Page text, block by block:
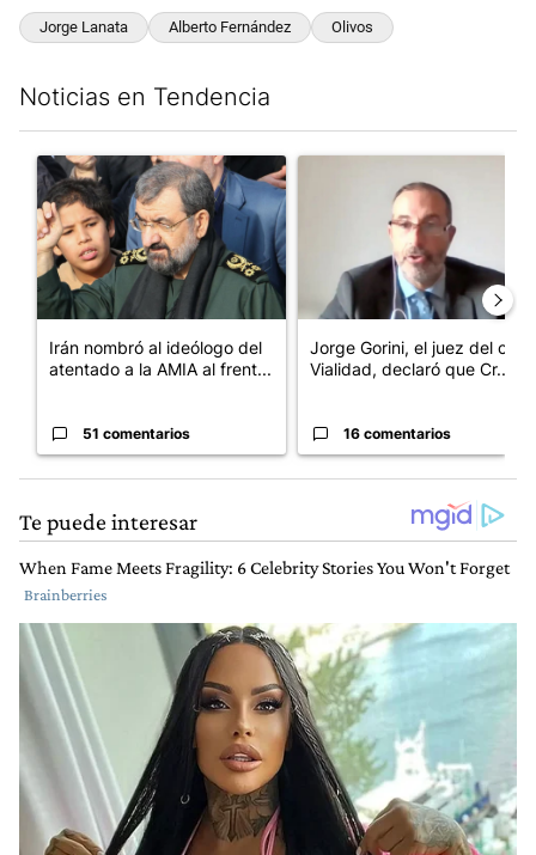
Jorge Lanata Alberto Fernández Olivos
Noticias en Tendencia
Un artículo de tendencia con el título "Irán nombró al ideólogo
Irán nombró al ideólogo del
atentado a la AMIA al frent...
51 comentarios
Jorge Gorini, el juez del caso
Vialidad, declaró que Cr...
16 comentarios